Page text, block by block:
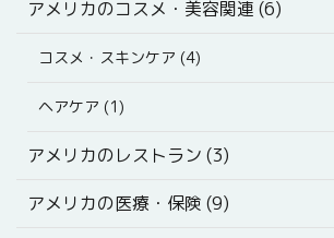
アメリカのコスメ・美容関連 (6)
コスメ・スキンケア (4)
ヘアケア (1)
アメリカのレストラン (3)
アメリカの医療・保険 (9)